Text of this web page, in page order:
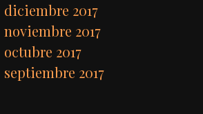
diciembre 2017
noviembre 2017
octubre 2017
septiembre 2017